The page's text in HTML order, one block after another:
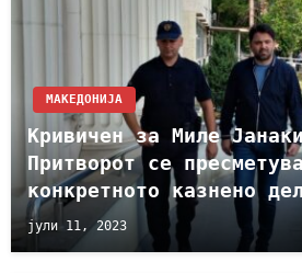
МАКЕДОНИЈА
Кривичен за Миле
Притворот се
конкретното казнено
јули 11, 2023